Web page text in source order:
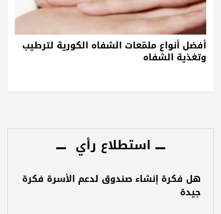
أفضل أنواع ملمّعات الشفاه الكورية لترطيب
وتغذية الشفاه
استطلاع رأي
هل فكرة إنشاء صندوق لدعم الأسرة فكرة
جيدة